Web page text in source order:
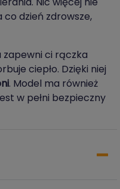
dzień zdrowsze,
zapewni ci rączka
ciepło. Dzięki niej
. Model ma również
w pełni bezpieczny